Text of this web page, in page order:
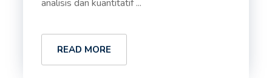
analisis dan kuantitatif ...
READ MORE